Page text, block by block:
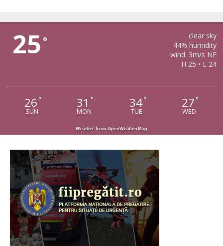
25 °
clear sky
44% humidity
wind: 3m/s NE
H 25 • L 24
26 °
SUN
31 °
MON
34°
TUE
27 °
WED
Weather from OpenWeatherMap